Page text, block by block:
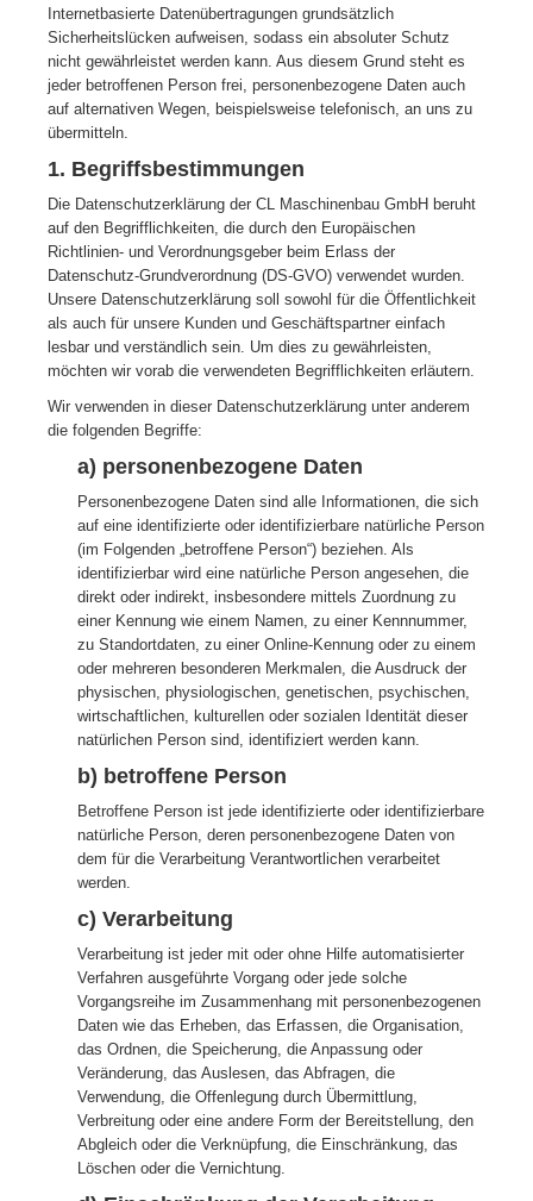
Internetbasierte Datenübertragungen grundsätzlich
Sicherheitslücken aufweisen, sodass ein absoluter Schutz
nicht gewährleistet werden kann. Aus diesem Grund steht es
jeder betroffenen Person frei, personenbezogene Daten auch
auf alternativen Wegen, beispielsweise telefonisch, an uns zu
übermitteln.
1. Begriffsbestimmungen
Die Datenschutzerklärung der CL Maschinenbau GmbH beruht
auf den Begrifflichkeiten, die durch den Europäischen
Richtlinien- und Verordnungsgeber beim Erlass der
Datenschutz-Grundverordnung (DS-GVO) verwendet wurden.
Unsere Datenschutzerklärung soll sowohl für die Öffentlichkeit
als auch für unsere Kunden und Geschäftspartner einfach
lesbar und verständlich sein. Um dies zu gewährleisten,
möchten wir vorab die verwendeten Begrifflichkeiten erläutern.
Wir verwenden in dieser Datenschutzerklärung unter anderem
die folgenden Begriffe:
a) personenbezogene Daten
Personenbezogene Daten sind alle Informationen, die sich
auf eine identifizierte oder identifizierbare natürliche Person
(im Folgenden „betroffene Person“) beziehen. Als
identifizierbar wird eine natürliche Person angesehen, die
direkt oder indirekt, insbesondere mittels Zuordnung zu
einer Kennung wie einem Namen, zu einer Kennnummer,
zu Standortdaten, zu einer Online-Kennung oder zu einem
oder mehreren besonderen Merkmalen, die Ausdruck der
physischen, physiologischen, genetischen, psychischen,
wirtschaftlichen, kulturellen oder sozialen Identität dieser
natürlichen Person sind, identifiziert werden kann.
b) betroffene Person
Betroffene Person ist jede identifizierte oder identifizierbare
natürliche Person, deren personenbezogene Daten von
dem für die Verarbeitung Verantwortlichen verarbeitet
werden.
c) Verarbeitung
Verarbeitung ist jeder mit oder ohne Hilfe automatisierter
Verfahren ausgeführte Vorgang oder jede solche
Vorgangsreihe im Zusammenhang mit personenbezogenen
Daten wie das Erheben, das Erfassen, die Organisation,
das Ordnen, die Speicherung, die Anpassung oder
Veränderung, das Auslesen, das Abfragen, die
Verwendung, die Offenlegung durch Übermittlung,
Verbreitung oder eine andere Form der Bereitstellung, den
Abgleich oder die Verknüpfung, die Einschränkung, das
Löschen oder die Vernichtung.